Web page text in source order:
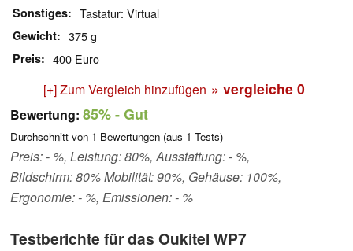
Sonstiges Tastatur: Virtual
Gewicht 375 g
Preis 400 Euro
[+] Zum Vergleich hinzufügen » vergleiche 0
Bewertung: 85%- Gut
Durchschnitt von 1 Bewertungen (aus 1 Tests)
Preis: - %, Leistung: 80%, Ausstattung: - %,
Bildschirm: 80% Mobilität: 90%, Gehäuse: 100%,
Ergonomie: - %, Emissionen: - %
Testberichte für das Oukitel WP7